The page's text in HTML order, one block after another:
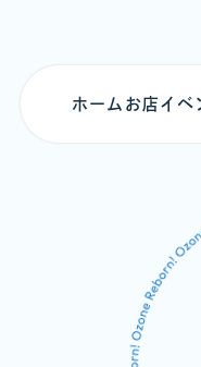
ホーム お店イベ